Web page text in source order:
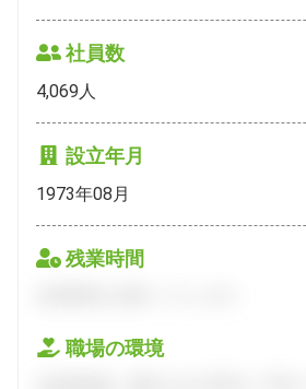
社員数
4,069人
設立年月
1973年08月
残業時間
職場の環境